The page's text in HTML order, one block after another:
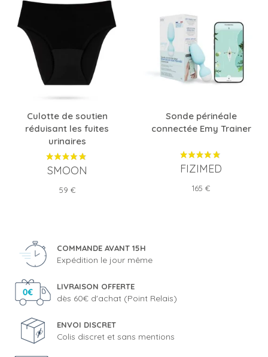
Culotte de soutien
réduisant les fuites
urinaires
SMOON
Prix
59 €
Sonde périnéale
connectée Emy Trainer
FIZIMED
Prix
165 €
COMMANDE AVANT 15H
Expédition le jour même
LIVRAISON OFFERTE
dès 60€ d'achat (Point Relais)
ENVOI DISCRET
Colis discret et sans mentions